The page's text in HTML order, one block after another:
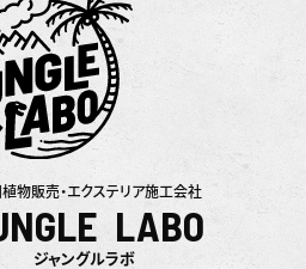
物販売・エクステリア施工会社
LABO
ジャングルラボ